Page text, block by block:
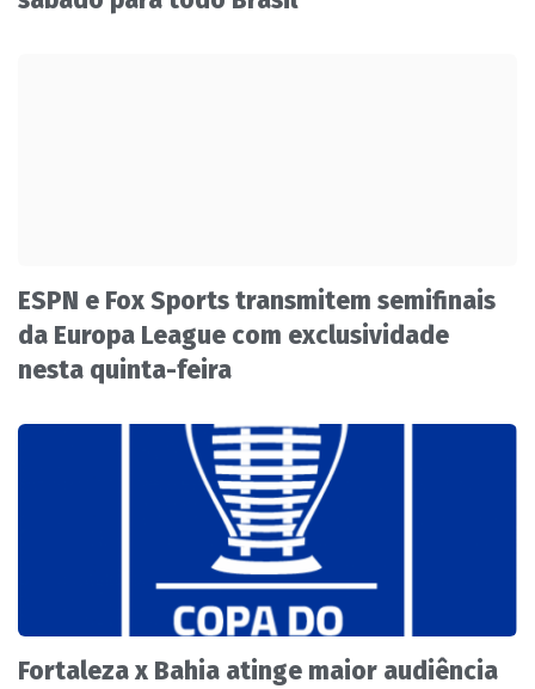
ESPN e Fox Sports transmitem semifinais
da Europa League com exclusividade
nesta quinta-feira
Fortaleza x Bahia atinge maior audiência